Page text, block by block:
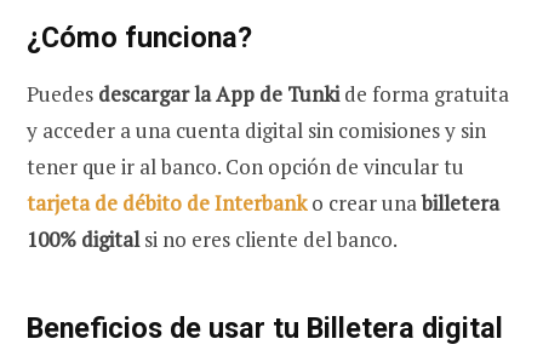
¿Cómo funciona?
Puedes descargar la App de Tunkide forma gratuita
y acceder a una cuenta digital sin comisiones y sin
tener que ir al banco. Con opción de vincular tu
tarjeta de débito de Interbanko crear unabilletera
100% digitalsi no eres cliente del banco.
Beneficios de usar tu Billetera digital